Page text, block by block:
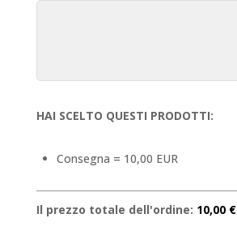
HAI SCELTO QUESTI PRODOTTI:
Consegna = 10,00 EUR
Il prezzo totale dell'ordine: 10,00 €